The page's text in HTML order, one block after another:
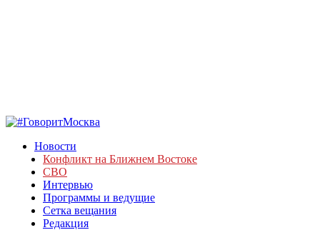
Новости
Конфликт на Ближнем Востоке
СВО
Интервью
Программы и ведущие
Сетка вещания
Редакция